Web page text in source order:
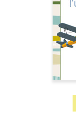
Pratique de
la